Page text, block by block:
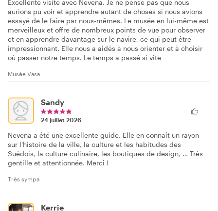
Excellente visite avec Nevena. Je ne pense pas que nous
aurions pu voir et apprendre autant de choses si nous avions
essayé de le faire par nous-mêmes. Le musée en lui-même est
merveilleux et offre de nombreux points de vue pour observer
et en apprendre davantage sur le navire, ce qui peut être
impressionnant. Elle nous a aidés à nous orienter et à choisir
où passer notre temps. Le temps a passé si vite
Musée Vasa
Sandy
24 juillet 2026
Nevena a été une excellente guide. Elle en connaît un rayon
sur l'histoire de la ville, la culture et les habitudes des
Suédois, la culture culinaire, les boutiques de design, … Très
gentille et attentionnée. Merci !
Très sympa
Kerrie